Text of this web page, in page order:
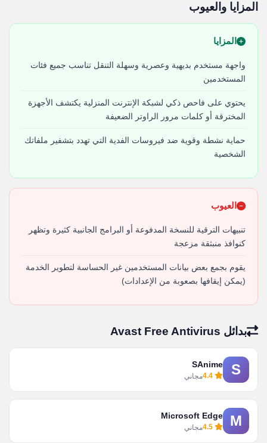
المزايا والعيوب
المزايا
واجهة مستخدم بديهية وعصرية وسهلة التنقل تناسب جميع فئات
المستخدمين
يحتوي على فاحص ذكي لشبكة الإنترنت المنزلية يكتشف الأجهزة
المخترقة أو كلمات مرور الراوتر الضعيفة
حماية نشطة وقوية ضد فيروسات الفدية التي تهدد بتشفير ملفاتك
الشخصية
العيوب
تنبيهات الترقية للنسخة المدفوعة أو البرامج الجانبية كثيرة وتظهر
كنوافذ منبثقة مزعجة
يقوم بجمع بعض بيانات المستخدمين غير الحساسة لتطوير الخدمة
(يمكن إيقافها بصعوبة من الإعدادات)
بدائل Avast Free Antivirus
S
SAnime
مجاني
M
Microsoft Edge
مجاني